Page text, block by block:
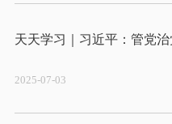
2025-07-03